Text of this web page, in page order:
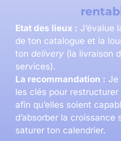
Etat des lieux : J’évalue
de ton catalogue et la
ton delivery (la livraison
services).
La recommandation : Je
les clés pour restructurer
afin qu’elles soient
d’absorber la croissance
saturer ton calendrier.